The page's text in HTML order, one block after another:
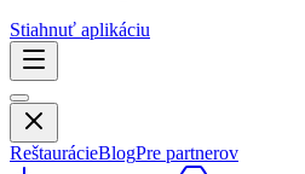
Stiahnuť aplikáciu
ReštaurácieBlogPre partnerov